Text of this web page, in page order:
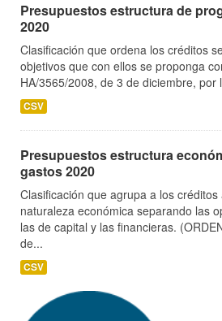
Presupuestos estructura de
2020
Clasificación que ordena los créditos
objetivos que con ellos se proponga
HA/3565/2008, de 3 de diciembre, por
CSV
Presupuestos estructura
gastos 2020
Clasificación que agrupa a los
naturaleza económica separando las
las de capital y las financieras.
de...
CSV